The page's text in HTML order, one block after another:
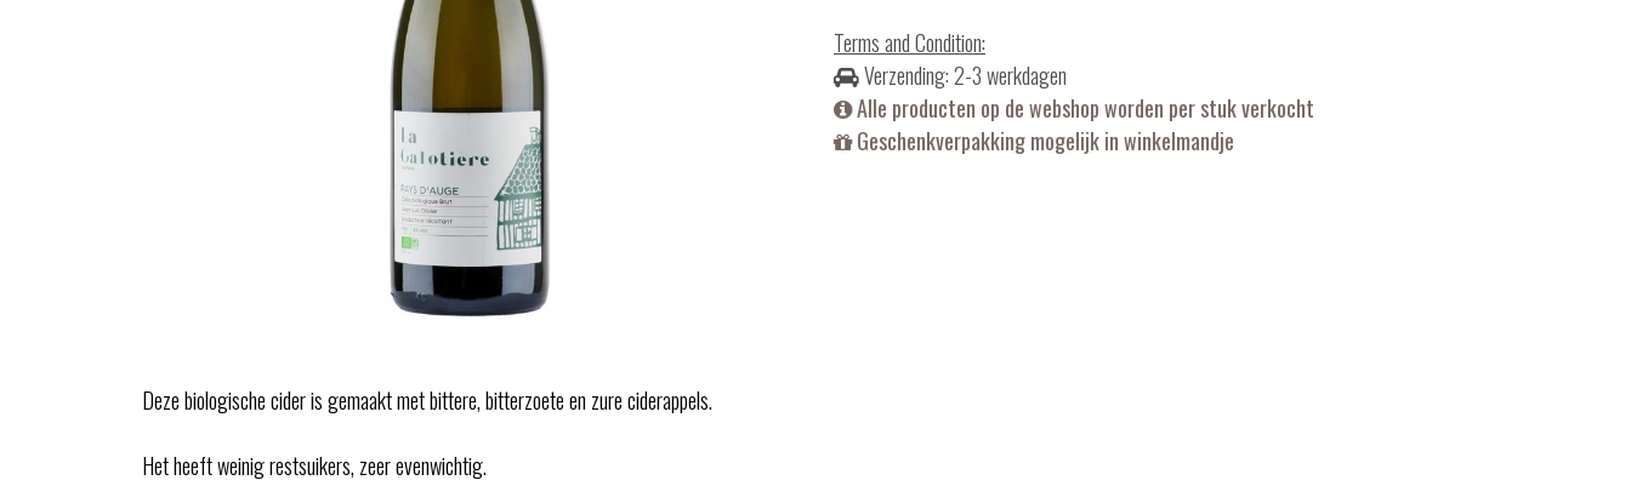
Terms and Condition:
Verzending: 2-3 werkdagen
Alle producten op de webshop worden per stuk verkocht
Geschenkverpakking mogelijk in winkelmandje
Deze biologische cider is gemaakt met bittere, bitterzoete en zure ciderappels.
Het heeft weinig restsuikers, zeer evenwichtig.